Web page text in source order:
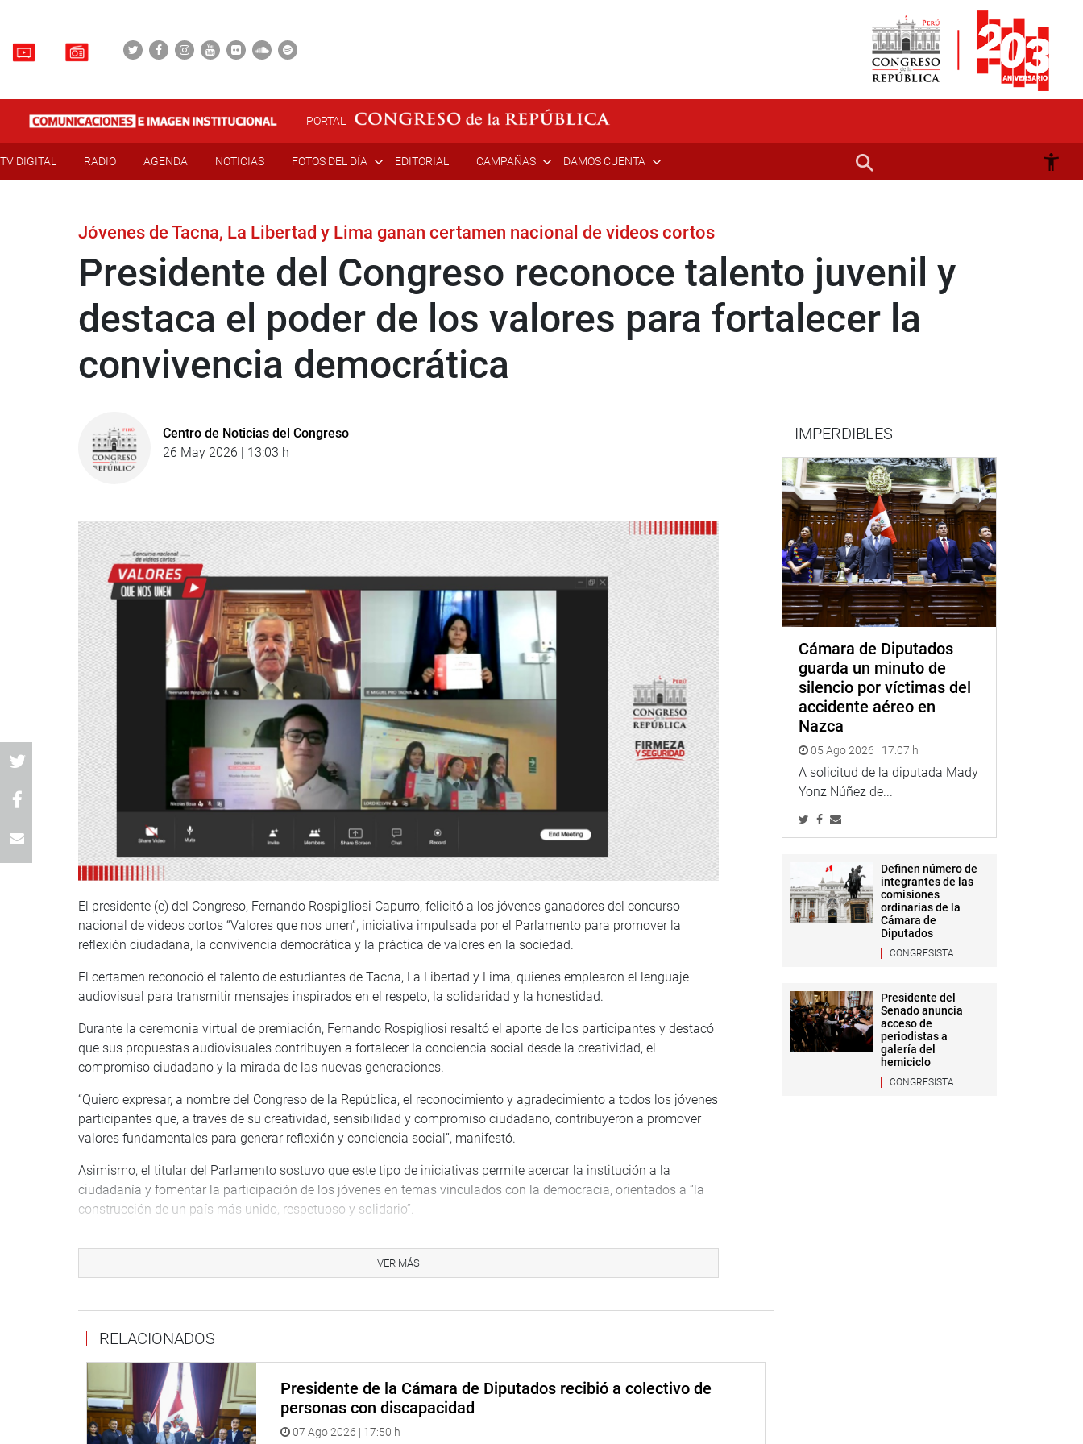
PORTAL
TV DIGITAL RADIO AGENDA NOTICIAS FOTOS DEL DÍA EDITORIAL CAMPAÑAS DAMOS CUENTA
Jóvenes de Tacna, La Libertad y Lima ganan certamen nacional de videos cortos
Presidente del Congreso reconoce talento juvenil y
destaca el poder de los valores para fortalecer la
convivencia democrática
Centro de Noticias del Congreso
26 May 2026 | 13:03 h
El presidente (e) del Congreso, Fernando Rospigliosi Capurro, felicitó a los jóvenes ganadores del concurso
nacional de videos cortos “Valores que nos unen”, iniciativa impulsada por el Parlamento para promover la
reflexión ciudadana, la convivencia democrática y la práctica de valores en la sociedad.
El certamen reconoció el talento de estudiantes de Tacna, La Libertad y Lima, quienes emplearon el lenguaje
audiovisual para transmitir mensajes inspirados en el respeto, la solidaridad y la honestidad.
Durante la ceremonia virtual de premiación, Fernando Rospigliosi resaltó el aporte de los participantes y destacó
que sus propuestas audiovisuales contribuyen a fortalecer la conciencia social desde la creatividad, el
compromiso ciudadano y la mirada de las nuevas generaciones.
“Quiero expresar, a nombre del Congreso de la República, el reconocimiento y agradecimiento a todos los jóvenes
participantes que, a través de su creatividad, sensibilidad y compromiso ciudadano, contribuyeron a promover
valores fundamentales para generar reflexión y conciencia social”, manifestó.
Asimismo, el titular del Parlamento sostuvo que este tipo de iniciativas permite acercar la institución a la
ciudadanía y fomentar la participación de los jóvenes en temas vinculados con la democracia, orientados a “la
construcción de un país más unido, respetuoso y solidario”.
El primer lugar lo obtuvo Gianella Haylli Chipana Chata, de Tacna, con el video “La falta de respeto”, inspirado en
espacios que permitan a los jóvenes compartir mensajes positivos y de impacto social.
El segundo lugar correspondió al equipo integrado por Sara Valentina Zapata Pupuche, Ximena Dalila Meléndez
Delgado y Rafaella Muñoz Adanaque, de La Libertad, quienes presentaron el video “El peso de olvidar quién eres”,
enfocado en la solidaridad.
Sara Zapata señaló que el trabajo en equipo les permitió transmitir un mensaje de reflexión social. “Mis
compañeras y yo trabajamos juntas para expresar nuestras voces mediante un corto audiovisual sobre la
VER MÁS
RELACIONADOS
Presidente de la Cámara de Diputados recibió a colectivo de
personas con discapacidad
07 Ago 2026 | 17:50 h
IMPERDIBLES
Cámara de Diputados
guarda un minuto de
silencio por víctimas del
accidente aéreo en
Nazca
05 Ago 2026 | 17:07 h
A solicitud de la diputada Mady
Yonz Núñez de...
Definen número de
integrantes de las
comisiones
ordinarias de la
Cámara de
Diputados
CONGRESISTA
Presidente del
Senado anuncia
acceso de
periodistas a
galería del
hemiciclo
CONGRESISTA